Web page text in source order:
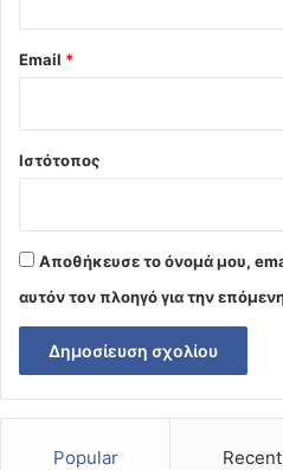
Email *
Ιστότοπος
Αποθήκευσε το όνομά μου,
αυτόν τον πλοηγό για την
Popular Recent